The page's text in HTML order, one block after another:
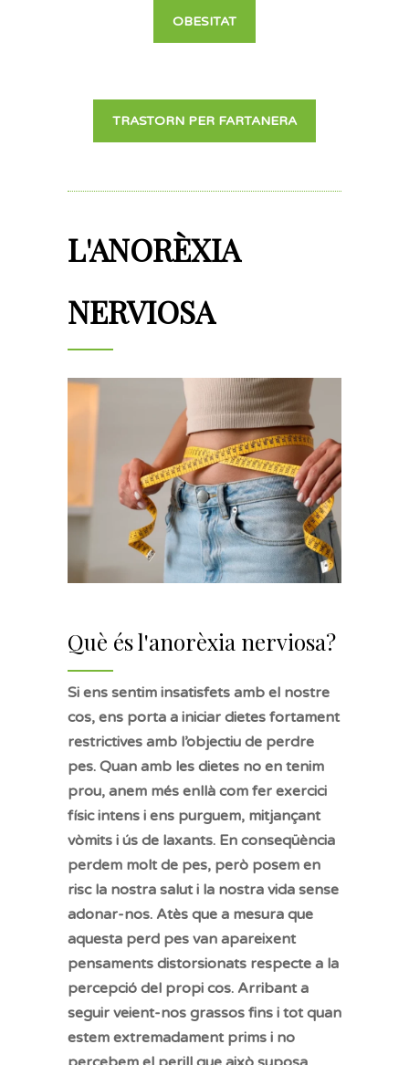
OBESITAT
TRASTORN PER FARTANERA
L'ANORÈXIA
NERVIOSA
Què és l'anorèxia nerviosa?
Si ens sentim insatisfets amb el nostre
cos, ens porta a iniciar dietes fortament
restrictives amb l’objectiu de perdre
pes. Quan amb les dietes no en tenim
prou, anem més enllà com fer exercici
físic intens i ens purguem, mitjançant
vòmits i ús de laxants. En conseqüència
perdem molt de pes, però posem en
risc la nostra salut i la nostra vida sense
adonar-nos. Atès que a mesura que
aquesta perd pes van apareixent
pensaments distorsionats respecte a la
percepció del propi cos. Arribant a
seguir veient-nos grassos fins i tot quan
estem extremadament prims i no